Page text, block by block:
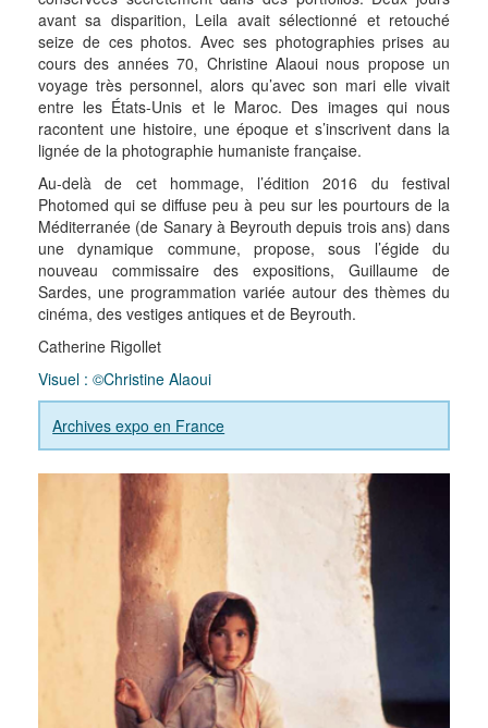
avant sa disparition, Leila avait sélectionné et retouché
seize de ces photos. Avec ses photographies prises au
cours des années 70, Christine Alaoui nous propose un
voyage très personnel, alors qu’avec son mari elle vivait
entre les États-Unis et le Maroc. Des images qui nous
racontent une histoire, une époque et s’inscrivent dans la
lignée de la photographie humaniste française.
Au-delà de cet hommage, l’édition 2016 du festival
Photomed qui se diffuse peu à peu sur les pourtours de la
Méditerranée (de Sanary à Beyrouth depuis trois ans) dans
une dynamique commune, propose, sous l’égide du
nouveau commissaire des expositions, Guillaume de
Sardes, une programmation variée autour des thèmes du
cinéma, des vestiges antiques et de Beyrouth.
Catherine Rigollet
Visuel : ©Christine Alaoui
Archives expo en France